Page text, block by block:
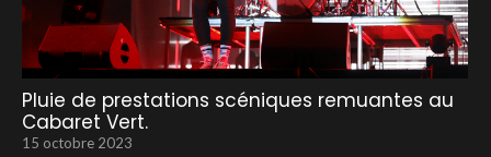
Pluie de prestations scéniques remuantes au
Cabaret Vert.
15 octobre 2023